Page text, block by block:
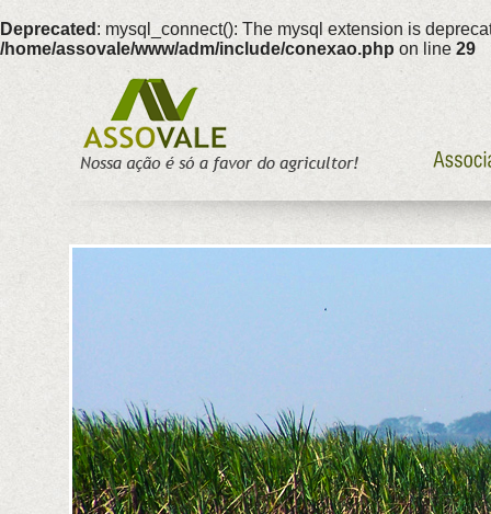
Deprecated : mysql_connect(): The mysql extension is
/home/assovale/www/adm/include/conexao.php on line 29